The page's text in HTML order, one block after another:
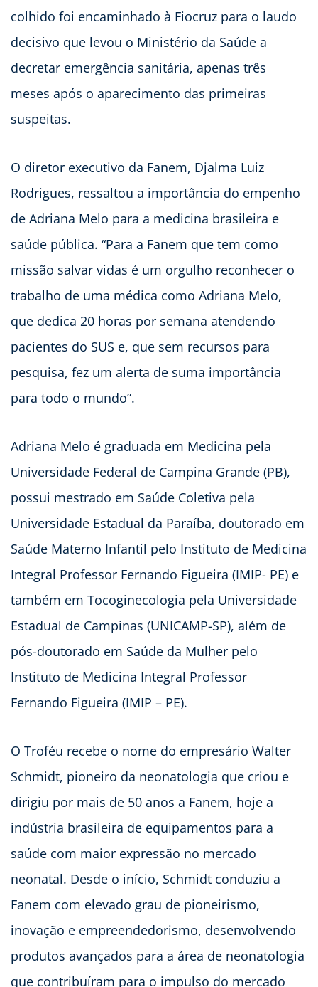
colhido foi encaminhado à Fiocruz para o laudo
decisivo que levou o Ministério da Saúde a
decretar emergência sanitária, apenas três
meses após o aparecimento das primeiras
suspeitas.
O diretor executivo da Fanem, Djalma Luiz
Rodrigues, ressaltou a importância do empenho
de Adriana Melo para a medicina brasileira e
saúde pública. “Para a Fanem que tem como
missão salvar vidas é um orgulho reconhecer o
trabalho de uma médica como Adriana Melo,
que dedica 20 horas por semana atendendo
pacientes do SUS e, que sem recursos para
pesquisa, fez um alerta de suma importância
para todo o mundo”.
Adriana Melo é graduada em Medicina pela
Universidade Federal de Campina Grande (PB),
possui mestrado em Saúde Coletiva pela
Universidade Estadual da Paraíba, doutorado em
Saúde Materno Infantil pelo Instituto de Medicina
Integral Professor Fernando Figueira (IMIP- PE) e
também em Tocoginecologia pela Universidade
Estadual de Campinas (UNICAMP-SP), além de
pós-doutorado em Saúde da Mulher pelo
Instituto de Medicina Integral Professor
Fernando Figueira (IMIP – PE).
O Troféu recebe o nome do empresário Walter
Schmidt, pioneiro da neonatologia que criou e
dirigiu por mais de 50 anos a Fanem, hoje a
indústria brasileira de equipamentos para a
saúde com maior expressão no mercado
neonatal. Desde o início, Schmidt conduziu a
Fanem com elevado grau de pioneirismo,
inovação e empreendedorismo, desenvolvendo
produtos avançados para a área de neonatologia
que contribuíram para o impulso do mercado